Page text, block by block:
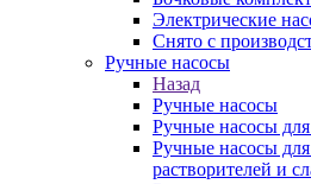
Электрические
Снято с
Ручные насосы
Назад
Ручные насосы
Ручные насосы
Ручные насосы
растворителей и